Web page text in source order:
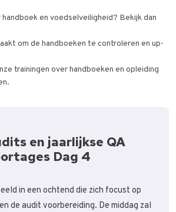
en voedselveiligheid? Bekijk dan
om de handboeken te controleren en up-
trainingen over handboeken en opleiding
en jaarlijkse QA
Dag 4
in een ochtend die zich focust op
de audit voorbereiding. De middag zal